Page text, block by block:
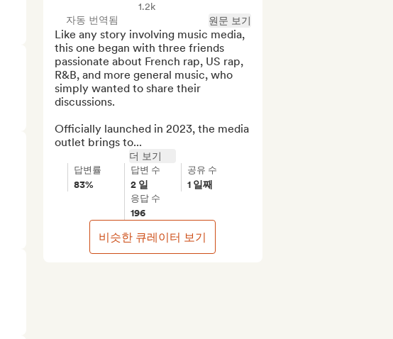
1.2k
자동 번역됨
원문 보기
Like any story involving music media,
this one began with three friends
passionate about French rap, US rap,
R&B, and more general music, who
simply wanted to share their
discussions.
Officially launched in 2023, the media
outlet brings to...
더 보기
답변률
83%
답변 수
2 일
공유 수
1 일째
응답 수
196
비슷한 큐레이터 보기